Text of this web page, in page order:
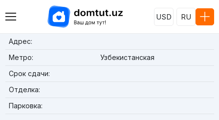
USD RU
Адрес:
Метро:
Узбекистанская
Срок сдачи:
Отделка:
Парковка: